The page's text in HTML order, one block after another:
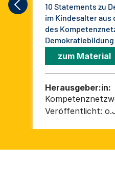
10 Statements zu
im Kindesalter aus
des
zum Material
Herausgeber:in:
Veröffentlicht: